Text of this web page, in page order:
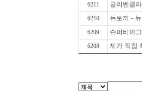
6211 글리벤클
6210 뉴토끼 -
6209 슈퍼비아
6208 제가 직접